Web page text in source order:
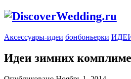
Аксессуары-идеи бонбоньерки
Идеи зимних